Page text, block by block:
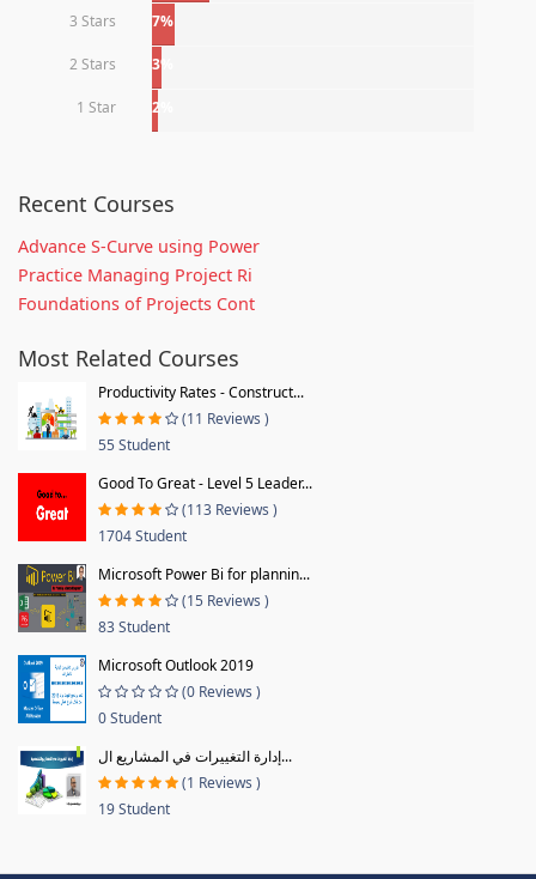
3 Stars 7%
2 Stars 3%
1 Star 2%
Recent Courses
Advance S-Curve using Power
Practice Managing Project Ri
Foundations of Projects Cont
Most Related Courses
Productivity Rates - Construct...
(11 Reviews )
55 Student
Good To Great - Level 5 Leader...
(113 Reviews )
1704 Student
Microsoft Power Bi for plannin...
(15 Reviews )
83 Student
Microsoft Outlook 2019
(0 Reviews )
0 Student
إدارة التغييرات في المشاريع ال...
(1 Reviews )
19 Student